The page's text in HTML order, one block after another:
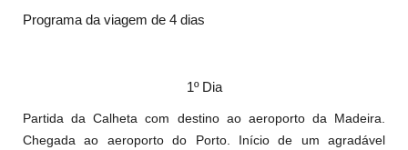
Programa da viagem de 4 dias
1º Dia
Partida da Calheta com destino ao aeroporto da Madeira.
Chegada ao aeroporto do Porto. Início de um agradável